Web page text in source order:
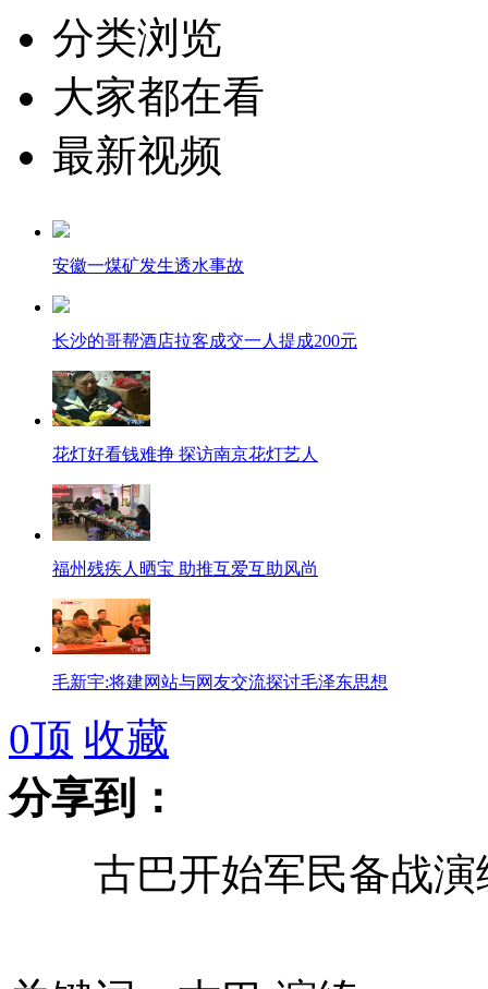
分类浏览
大家都在看
最新视频
安徽一煤矿发生透水事故
长沙的哥帮酒店拉客成交一人提成200元
花灯好看钱难挣 探访南京花灯艺人
福州残疾人晒宝 助推互爱互助风尚
毛新宇:将建网站与网友交流探讨毛泽东思想
农民工讨千元欠薪被要求提供9种证明
90岁母亲想吃柿子 发微博求助网友送上门
0顶 收藏
分享到：
古巴开始军民备战演